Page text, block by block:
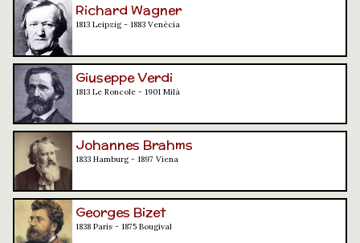
Richard Wagner
1813 Leipzig - 1883 Venècia
Giuseppe Verdi
1813 Le Roncole - 1901 Milà
Johannes Brahms
1833 Hamburg - 1897 Viena
Georges Bizet
1838 París - 1875 Bougival